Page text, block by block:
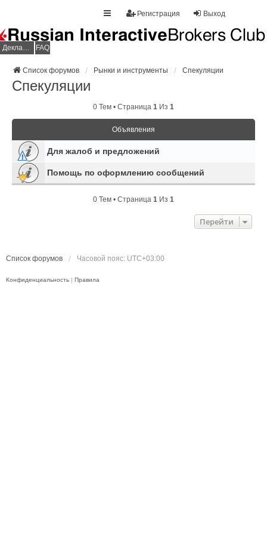
Выход
Регистрация
Декларация НДФЛ FAQ
Список форумов Рынки и инструменты Спекуляции
Спекуляции
0 Тем • Страница 1 Из 1
Объявления
Для жалоб и предложений
Помощь по оформлению сообщений
0 Тем • Страница 1 Из 1
Перейти
Список форумов Часовой пояс: UTC+03:00
Конфиденциальность | Правила